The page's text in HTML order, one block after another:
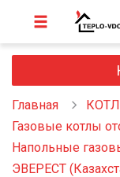
Главная
Газовые котлы
Напольные
ЭВЕРЕСТ